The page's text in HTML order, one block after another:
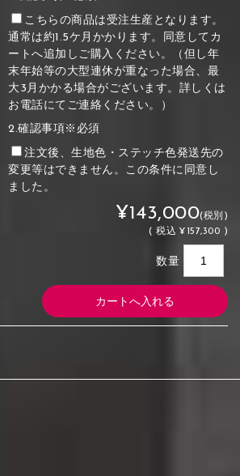
こちらの商品は受注生産となります。
通常は約1.5ケ月かかります。同意してカ
ートへ追加しご購入ください。（但し年
末年始等の大型連休が重なった場合、最
大3月かかる場合がございます。詳しくは
お電話にてご連絡ください。）
2.確認事項※必須
注文後、生地色・ステッチ色発送先の
変更等はできません。この条件に同意し
ました。
¥143,000(税別)
(税込 ¥157,300 )
数量